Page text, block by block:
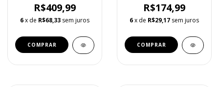
R$409,99
6x de R$68,33 sem juros
R$174,99
6x de R$29,17 sem juros